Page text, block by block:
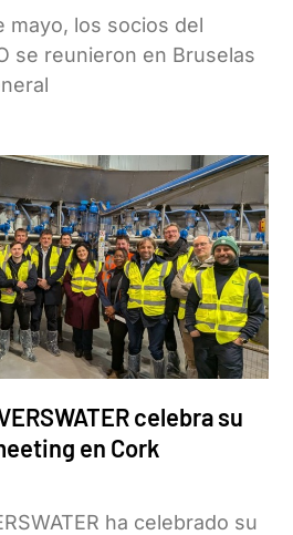
mayo, los socios del
se reunieron en Bruselas
celebra su
en Cork
ha celebrado su